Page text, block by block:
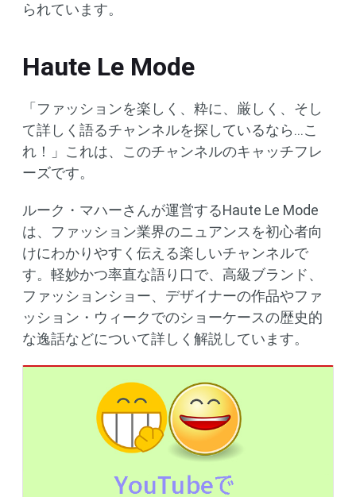
られています。
Haute Le Mode
「ファッションを楽しく、粋に、厳しく、そし
て詳しく語るチャンネルを探しているなら…こ
れ！」これは、このチャンネルのキャッチフレ
ーズです。
ルーク・マハーさんが運営するHaute Le Mode
は、ファッション業界のニュアンスを初心者向
けにわかりやすく伝える楽しいチャンネルで
す。軽妙かつ率直な語り口で、高級ブランド、
ファッションショー、デザイナーの作品やファ
ッション・ウィークでのショーケースの歴史的
な逸話などについて詳しく解説しています。